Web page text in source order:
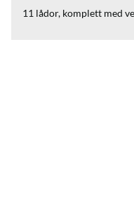
11 lådor, komplett med